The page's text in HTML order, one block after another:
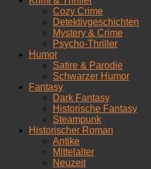
Cozy Crime
Detektivgeschichten
Mystery & Crime
Psycho-Thriller
Humor
Satire & Parodie
Schwarzer Humor
Fantasy
Dark Fantasy
Historische Fantasy
Steampunk
Historischer Roman
Antike
Mittelalter
Neuzeit